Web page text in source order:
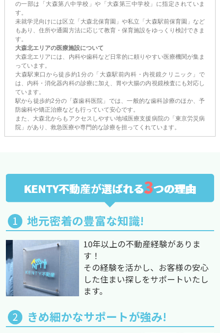
の一部は「大森第八中学校」や「大森第三中学校」に指定されていま
す。
未就学児向けには区立「大森北保育園」や私立「大森駅前保育園」など
もあり、住所や通園方法に応じて教育・保育施設をゆっくり検討できま
す。
大森北エリアの医療施設について
大森北エリアには、内科や歯科など日常的に頼りやすい医療機関が集ま
っています。
大森駅東口から徒歩約1分の「大森駅前内科・内視鏡クリニック」で
は、内科・消化器内科の診療に加え、胃や大腸の内視鏡検査にも対応し
ています。
駅から徒歩約2分の「森歯科医院」では、一般的な歯科診療のほか、予
防歯科や矯正治療なども行っていて安心です。
また、大森北からもアクセスしやすい地域医療支援病院の「東京労災病
院」があり、救急医療や専門的な診療を担ってくれています。
KENTY不動産が選ばれる3つの理由
地元密着の豊富な知識!
10年以上の不動産経験がありま
す！
その経験を活かし、お客様の安心
した住まい探しをサポートいたし
ます。
きめ細かなサポートが強み!